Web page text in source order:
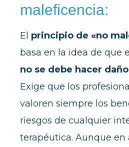
maleficencia:
El principio de «no
basa en la idea de que
no se debe hacer
Exige que los
valoren siempre los
riesgos de cualquier
terapéutica. Aunque en